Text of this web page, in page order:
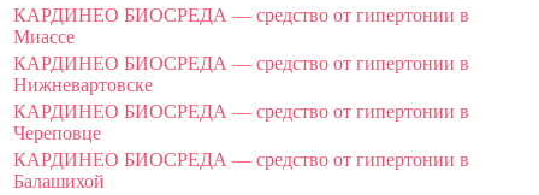
КАРДИНЕО БИОСРЕДА — средство от гипертонии в
Миассе
КАРДИНЕО БИОСРЕДА — средство от гипертонии в
Нижневартовске
КАРДИНЕО БИОСРЕДА — средство от гипертонии в
Череповце
КАРДИНЕО БИОСРЕДА — средство от гипертонии в
Балашихой